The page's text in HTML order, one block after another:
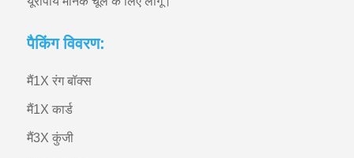
पैकिंग विवरण:
मैं1X रंग बॉक्स
मैं1X कार्ड
मैं3X कुंजी